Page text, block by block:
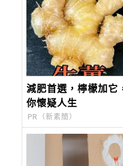
減肥首選，檸檬加它
你懷疑人生
PR（新素簡）